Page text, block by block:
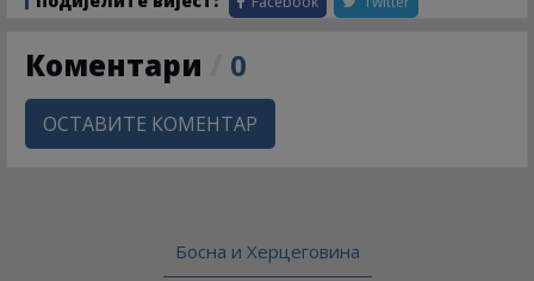
Коментари 0
ОСТАВИТЕ КОМЕНТАР
Босна и Херцеговина